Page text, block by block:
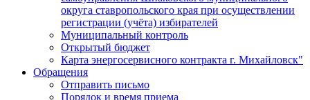
округа ставропольского края при осуществлении
регистрации (учёта) избирателей
Муниципальный контроль
Открытый бюджет
Карта энергосервисного контракта г. Михайловск"
Обращения
Отправить письмо
Порядок и время приема